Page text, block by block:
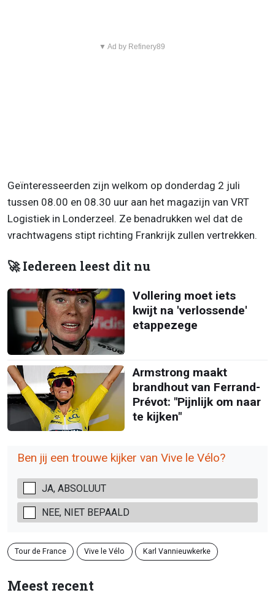
▼ Ad by Refinery89
Geïnteresseerden zijn welkom op donderdag 2 juli
tussen 08.00 en 08.30 uur aan het magazijn van VRT
Logistiek in Londerzeel. Ze benadrukken wel dat de
vrachtwagens stipt richting Frankrijk zullen vertrekken.
🚀 Iedereen leest dit nu
Vollering moet iets
kwijt na 'verlossende'
etappezege
Armstrong maakt
brandhout van Ferrand-
Prévot: "Pijnlijk om naar
te kijken"
Ben jij een trouwe kijker van Vive le Vélo?
JA, ABSOLUUT
NEE, NIET BEPAALD
Tour de France Vive le Vélo Karl Vannieuwkerke
Meest recent